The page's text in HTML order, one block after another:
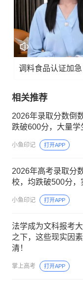
调料食品认证加
相关推荐
2026年录取分数倒
跌破600分，大量学
小鱼印记 打开APP
2026年高考录取分
校，均跌破500分，
小鱼印记 打开APP
法学成为文科报考
之下，这些现实因
清！
掌上高考 打开APP